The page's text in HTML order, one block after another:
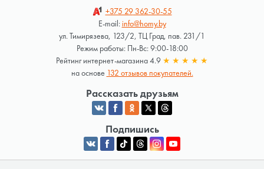
+375 29362-30-55
E-mail:info@homy.by
ул. Тимирязева, 123/2, ТЦ Град, пав. 231/1
Режим работы: Пн-Вс: 9:00-18:00
Рейтинг интернет-магазина 4.9 ★ ★ ★ ★ ★
на основе 132 отзывов покупателей.
Рассказать друзьям
Подпишись